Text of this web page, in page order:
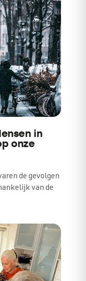
in
onze
de gevolgen
van de